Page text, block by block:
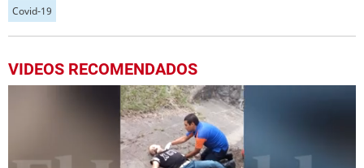
Covid-19
VIDEOS RECOMENDADOS